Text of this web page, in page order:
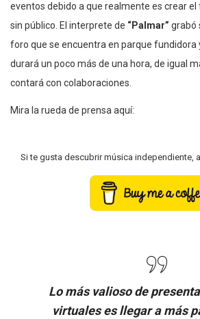
eventos debido a que realmente es crear
sin público. El interprete de “Palmar” grabó
foro que se encuentra en parque fundidora
durará un poco más de una hora, de igual
contará con colaboraciones.
Mira la rueda de prensa aquí:
Si te gusta descubrir música independiente,
Lo más valioso de
virtuales es llegar a más